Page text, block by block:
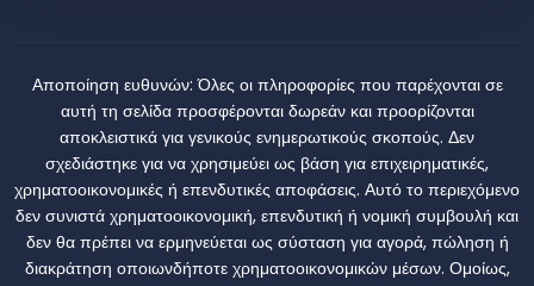
Αποποίηση ευθυνών: Όλες οι πληροφορίες που παρέχονται σε
αυτή τη σελίδα προσφέρονται δωρεάν και προορίζονται
αποκλειστικά για γενικούς ενημερωτικούς σκοπούς. Δεν
σχεδιάστηκε για να χρησιμεύει ως βάση για επιχειρηματικές,
χρηματοοικονομικές ή επενδυτικές αποφάσεις. Αυτό το περιεχόμενο
δεν συνιστά χρηματοοικονομική, επενδυτική ή νομική συμβουλή και
δεν θα πρέπει να ερμηνεύεται ως σύσταση για αγορά, πώληση ή
διακράτηση οποιωνδήποτε χρηματοοικονομικών μέσων. Ομοίως,